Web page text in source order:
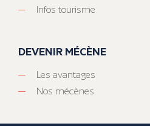
Infos tourisme
DEVENIR MÉCÈNE
Les avantages
Nos mécènes